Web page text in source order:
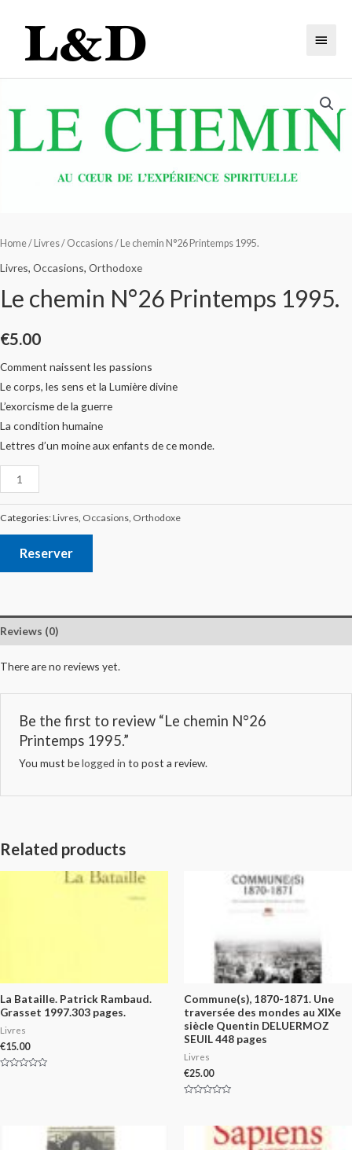
Home/ Livres/ Occasions/ Le chemin N°26 Printemps 1995.
Livres, Occasions, Orthodoxe
Le chemin N°26 Printemps 1995.
€5.00
Comment naissent les passions
Le corps, les sens et la Lumière divine
L’exorcisme de la guerre
La condition humaine
Lettres d’un moine aux enfants de ce monde.
Categories:Livres, Occasions, Orthodoxe
Reserver
Reviews (0)
There are no reviews yet.
Be the first to review “Le chemin N°26
Printemps 1995.”
You must belogged in to post a review.
Related products
La Bataille. Patrick Rambaud.
Grasset 1997.303 pages.
Livres
€15.00
Commune(s), 1870-1871. Une
traversée des mondes au XIXe
siècle Quentin DELUERMOZ
SEUIL 448 pages
Livres
€25.00